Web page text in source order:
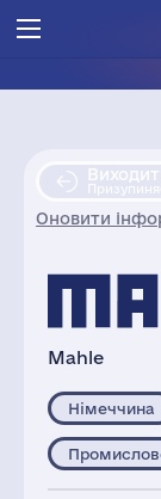
Оновити
Mahle
Німеччина